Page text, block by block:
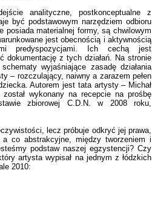
analityczne, postkonceptualne z
być podstawowym narzędziem odbioru
materialnej formy, są chwilowym
jest obecnością i aktywnością
predyspozycjami. Ich cechą jest
dokumentację z tych działań. Na stronie
wyjaśniające zasadę działania
– rozczulający, naiwny a zarazem pełen
Autorem jest tata artysty – Michał
wykonany na recepcie na prośbę
zbiorowej C.D.N. w 2008 roku,
lecz próbuje odkryć jej prawa,
co abstrakcyjne, między tworzeniem i
podstaw naszej egzystencji? Czy
artysta wypisał na jednym z łódzkich
2010: